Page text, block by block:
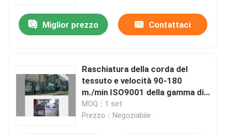
Casa
Circa noi
Miglior prezzo Contattaci
Raschiatura della corda del
tessuto e velocità 90-180
m./min ISO9001 della gamma di
candeggio
MOQ：1 set
Prezzo：Negoziabile